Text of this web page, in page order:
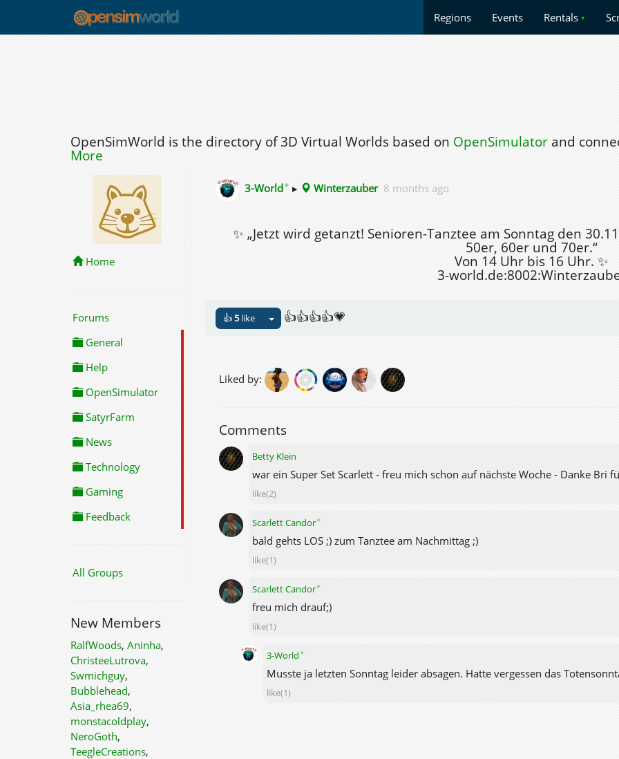
Regions Events Rentals •
OpenSimWorld is the directory of 3D Virtual Worlds based on OpenSimulatorand
More
Home
Forums
General
Help
OpenSimulator
SatyrFarm
News
Technology
Gaming
Feedback
All Groups
New Members
RalfWoods, Aninha,
ChristeeLutrova,
Swmichguy,
Bubblehead,
Asia_rhea69,
monstacoldplay,
NeroGoth,
TeegleCreations,
3-World✦ ▸ Winterzauber 8 months ago
✨ „Jetzt wird getanzt! Senioren-Tanztee am Sonntag den
50er, 60er und 70er.“
Von 14 Uhr bis 16 Uhr. ✨
3-
👍5like 👍👍👍👍💗
Liked by:
Comments
Betty Klein
war ein Super Set Scarlett - freu mich schon auf nächste Woche - Danke Bri
like(2)
Scarlett Candor✦
bald gehts LOS ;) zum Tanztee am Nachmittag ;)
like(1)
Scarlett Candor✦
freu mich drauf;)
like(1)
3-World✦
Musste ja letzten Sonntag leider absagen. Hatte vergessen das
like(1)